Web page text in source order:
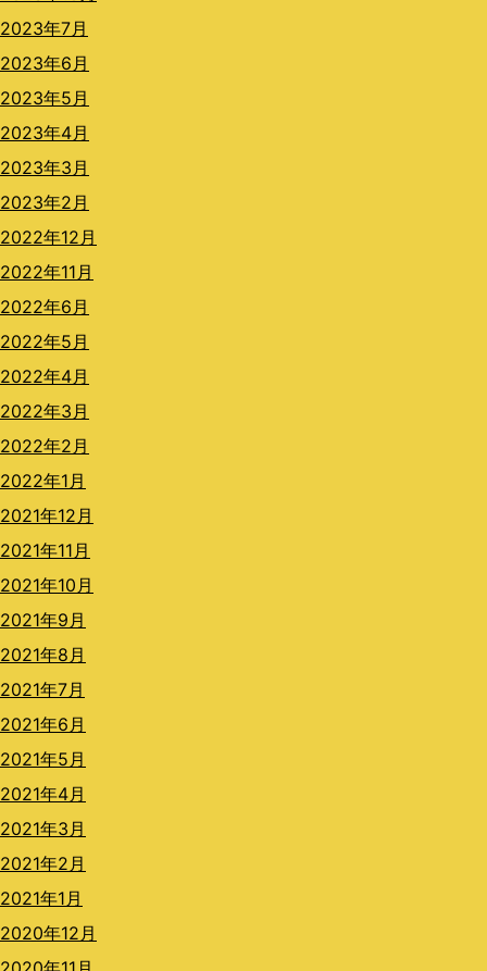
2023年7月
2023年6月
2023年5月
2023年4月
2023年3月
2023年2月
2022年12月
2022年11月
2022年6月
2022年5月
2022年4月
2022年3月
2022年2月
2022年1月
2021年12月
2021年11月
2021年10月
2021年9月
2021年8月
2021年7月
2021年6月
2021年5月
2021年4月
2021年3月
2021年2月
2021年1月
2020年12月